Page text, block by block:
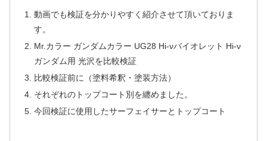
動画でも検証を分かりやすく紹介させて頂いておりま
す。
Mr.カラー ガンダムカラー UG28 Hi-νバイオレット Hi-ν
ガンダム用 光沢を比較検証
比較検証前に（塗料希釈・塗装方法）
それぞれのトップコート別を纏めました。
今回検証に使用したサーフェイサーとトップコート